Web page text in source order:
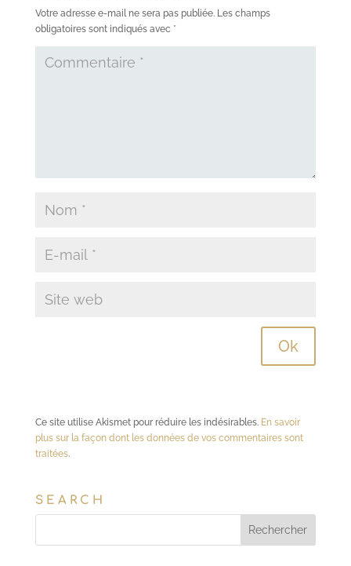
Votre adresse e-mail ne sera pas publiée. Les champs
obligatoires sont indiqués avec *
Ce site utilise Akismet pour réduire les indésirables. En savoir
plus sur la façon dont les données de vos commentaires sont
traitées.
SEARCH